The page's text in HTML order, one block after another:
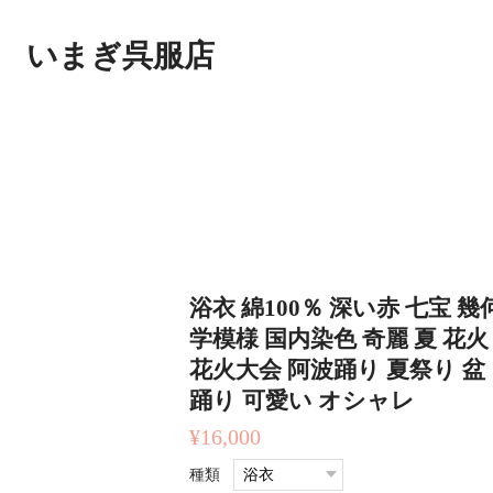
いまぎ呉服店
浴衣 綿100％ 深い赤 七宝 幾
学模様 国内染色 奇麗 夏 花火
花火大会 阿波踊り 夏祭り 盆
踊り 可愛い オシャレ
¥16,000
種類